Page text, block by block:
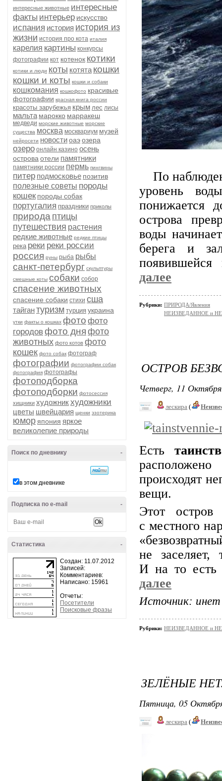
интересные животные интересные
факты интерьер искусство
испания история история из
жизни история про кота италия
карелия картины конкурсы
фотографии кот котенок котики
котики и люди коты котята кошки
кошки и коты кошки и собаки
кошкомания кошкофото красивые
фотографии красная книга россии
красоты зарубежья крым лес лисы
мальта марокко марракеш
медведи морские животные морские
существа москва москвариум музей
нейросети новостиоаэозера
озеро онлайн казино осень
острова отели памятники
памятники россии пермь пингвины
питер подмосковье позитив
полезные советы породы
кошек породы собак
португалия праздники приколы
природа птицы
путешествия растения
редкие животные редкие птицы
река реки реки россии
россия руны рыба рыбы
санкт-петербург скульптуры
смешные коты собаки собор
спасение животных
спасение собаки стихи сша
тайгантуризм турция украина
утки факты о кошках фото фото
городовфото дня фото
животных фото котов фото
кошек фото собак фотограф
фотографии фотографии собак
фотография фотографы
фотоподборка
фотоподборки фотосессия
хищники художникхудожники
цветы швейцария щенки эзотерика
юмор япония яркое
великолепие природы
-
Поиск по дневнику
в этом дневнике
-
Подписка по e-mail
-
Статистика
Создан: 11.07.2012
Записей:
Комментариев:
Написано: 15961
Отчеты:
Посетители
Поисковые фразы
По
уровень
понижается
острова
воды
берега и
далее
Рубрики: ПРИРОДА/Явления
НЕИЗВЕДАННОЕ и
ОСТРОВ
Четверг, 11
лескира (
Есть
происходят
вещи.
Этот остров
с местного
не
И на то есть
далее
Источник: инет
Рубрики: НЕИЗВЕДАННОЕ и
ЗЕЛЁНЫЕ
Пятница, 05
лескира (